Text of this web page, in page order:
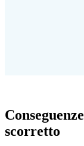
scorretto